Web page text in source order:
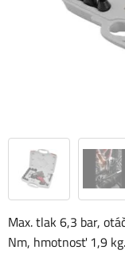
Max. tlak 6,3 bar,
Nm, hmotnosť 1,9 kg.